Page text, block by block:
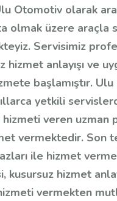
Otomotiv olarak
olmak üzere araçla
Servisimiz
hizmet anlayışı ve
başlamıştır.
yetkili
hizmeti veren uzman
vermektedir. Son
ile hizmet
kusursuz hizmet
vermekten